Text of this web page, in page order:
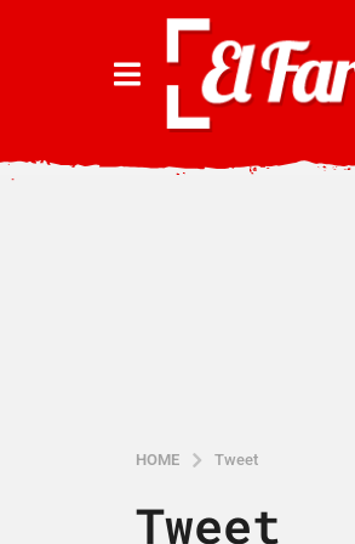
HOME Tweet
Tweet